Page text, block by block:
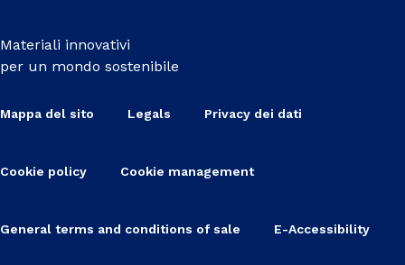
Materiali innovativi
per un mondo sostenibile
Mappa del sito Legals Privacy dei dati
Cookie policy Cookie management
General terms and conditions of sale E-Accessibility